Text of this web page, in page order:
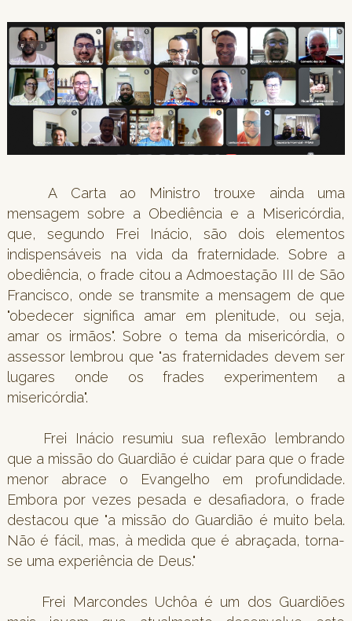
A Carta ao Ministro trouxe ainda uma
mensagem sobre a Obediência e a Misericórdia,
que, segundo Frei Inácio, são dois elementos
indispensáveis na vida da fraternidade. Sobre a
obediência, o frade citou a Admoestação III de São
Francisco, onde se transmite a mensagem de que
"obedecer significa amar em plenitude, ou seja,
amar os irmãos". Sobre o tema da misericórdia, o
assessor lembrou que "as fraternidades devem ser
lugares onde os frades experimentem a
misericórdia".
Frei Inácio resumiu sua reflexão lembrando
que a missão do Guardião é cuidar para que o frade
menor abrace o Evangelho em profundidade.
Embora por vezes pesada e desafiadora, o frade
destacou que "a missão do Guardião é muito bela.
Não é fácil, mas, à medida que é abraçada, torna-
se uma experiência de Deus."
Frei Marcondes Uchôa é um dos Guardiões